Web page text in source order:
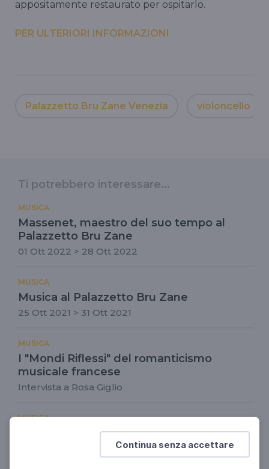
Continua senza accettare
appositamente restaurato per ospitarlo.
PER ULTERIORI INFORMAZIONI
Palazzetto Bru Zane Venezia violoncello
Ti potrebbero interessare...
MUSICA
Massenet, maestro del suo tempo al
Palazzetto Bru Zane
01 Ott 2022 > 28 Ott 2022
MUSICA
Musica al Palazzetto Bru Zane
25 Ott 2021 > 31 Ott 2021
MUSICA
I "Mondi Riflessi" del romanticismo
musicale francese
Intervista a Rosa Giglio
MUSICA
L'universo di César Franck (1822-1890)
02 Apr 2022 > 27 Mag 2022